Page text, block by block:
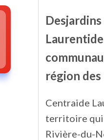
région
Centraide
territoire qui
Rivière-du-